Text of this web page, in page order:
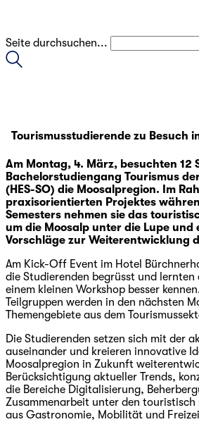
Seite durchsuchen...
Tourismusstudierende zu Besuch
Am Montag, 4. März, besuchten 12
Bachelorstudiengang Tourismus
(HES-SO) die Moosalpregion. Im
praxisorientierten Projektes
Semesters nehmen sie das
um die Moosalp unter die Lupe und
Vorschläge zur Weiterentwicklung
Am Kick-Off Event im Hotel
die Studierenden begrüsst und lernten
einem kleinen Workshop besser
Teilgruppen werden in den nächsten
Themengebiete aus dem
Die Studierenden setzen sich mit der
auseinander und kreieren innovative
Moosalpregion in Zukunft
Berücksichtigung aktueller Trends,
die Bereiche Digitalisierung,
Zusammenarbeit unter den touristisch
aus Gastronomie, Mobilität und